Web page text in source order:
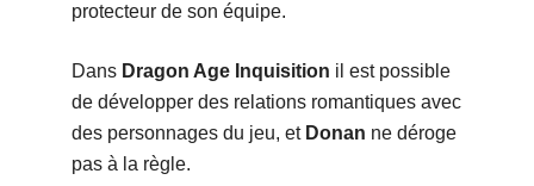
protecteur de son équipe.
Dans Dragon Age Inquisition il est possible
de développer des relations romantiques avec
des personnages du jeu, et Donan ne déroge
pas à la règle.